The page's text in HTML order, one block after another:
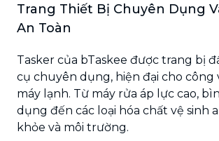
Trang Thiết Bị Chuyên Dụng
An Toàn
Tasker của bTaskee được trang bị
cụ chuyên dụng, hiện đại cho công
máy lạnh. Từ máy rửa áp lực cao,
dụng đến các loại hóa chất vệ sinh
khỏe và môi trường.